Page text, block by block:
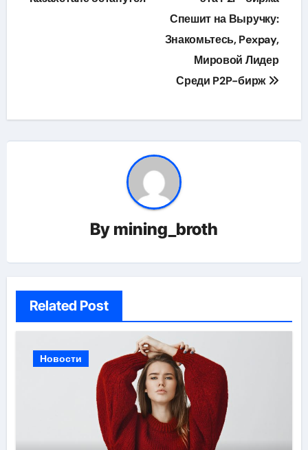
записям
Спешит на Выручку:
Знакомьтесь, Pexpay,
Мировой Лидер
Среди P2P-бирж
By mining_broth
Related Post
Новости